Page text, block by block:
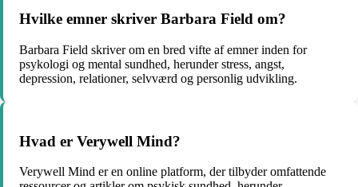
Hvilke emner skriver Barbara Field om?
Barbara Field skriver om en bred vifte af emner inden for
psykologi og mental sundhed, herunder stress, angst,
depression, relationer, selvværd og personlig udvikling.
Hvad er Verywell Mind?
Verywell Mind er en online platform, der tilbyder omfattende